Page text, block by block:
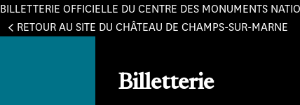
BILLETTERIE OFFICIELLE DU CENTRE DES MONUMENTS
RETOUR AU SITE DU CHÂTEAU DE CHAMPS-SUR-MARNE
Billetterie
Panneau de gestion des cookies